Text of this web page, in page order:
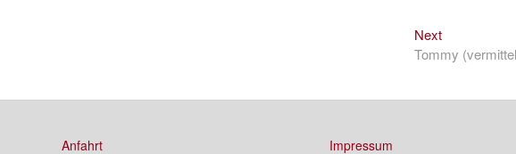
NextNext
post:
Tommy
Anfahrt Impressum